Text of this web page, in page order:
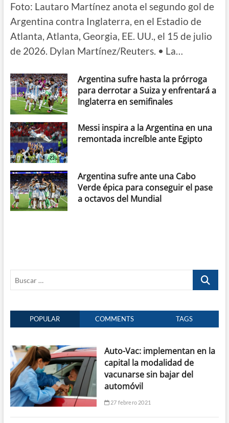
Foto: Lautaro Martínez anota el segundo gol de
Argentina contra Inglaterra, en el Estadio de
Atlanta, Atlanta, Georgia, EE. UU., el 15 de julio
de 2026. Dylan Martínez/Reuters. • La…
Argentina sufre hasta la prórroga
para derrotar a Suiza y enfrentará a
Inglaterra en semifinales
Messi inspira a la Argentina en una
remontada increíble ante Egipto
Argentina sufre ante una Cabo
Verde épica para conseguir el pase
a octavos del Mundial
Buscar
POPULAR COMMENTS TAGS
Auto-Vac: implementan en la
capital la modalidad de
vacunarse sin bajar del
automóvil
27 febrero 2021